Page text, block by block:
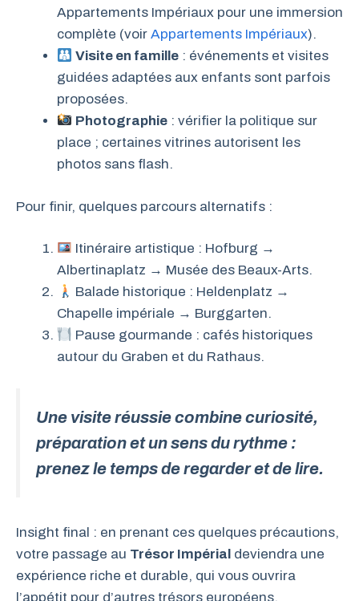
Appartements Impériaux pour une immersion
complète (voir Appartements Impériaux).
Visite en famille : événements et visites
guidées adaptées aux enfants sont parfois
proposées.
Photographie : vérifier la politique sur
place ; certaines vitrines autorisent les
photos sans flash.
Pour finir, quelques parcours alternatifs :
Itinéraire artistique : Hofburg →
Albertinaplatz → Musée des Beaux-Arts.
Balade historique : Heldenplatz →
Chapelle impériale → Burggarten.
Pause gourmande : cafés historiques
autour du Graben et du Rathaus.
Une visite réussie combine curiosité,
préparation et un sens du rythme :
prenez le temps de regarder et de lire.
Insight final : en prenant ces quelques précautions,
votre passage au Trésor Impérial deviendra une
expérience riche et durable, qui vous ouvrira
l’appétit pour d’autres trésors européens.